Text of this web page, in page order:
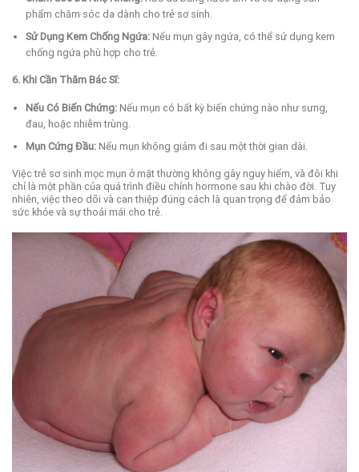
phẩm chăm sóc da dành cho trẻ sơ sinh.
Sử Dụng Kem Chống Ngứa:Nếu mụn gây ngứa, có thể sử dụng kem
chống ngứa phù hợp cho trẻ.
6. Khi Cần Thăm Bác Sĩ:
Nếu Có Biến Chứng:Nếu mụn có bất kỳ biến chứng nào như sưng,
đau, hoặc nhiễm trùng.
Mụn Cứng Đầu:Nếu mụn không giảm đi sau một thời gian dài.
Việc trẻ sơ sinh mọc mụn ở mặt thường không gây nguy hiểm, và đôi khi
chỉ là một phần của quá trình điều chỉnh hormone sau khi chào đời. Tuy
nhiên, việc theo dõi và can thiệp đúng cách là quan trọng để đảm bảo
sức khỏe và sự thoải mái cho trẻ.